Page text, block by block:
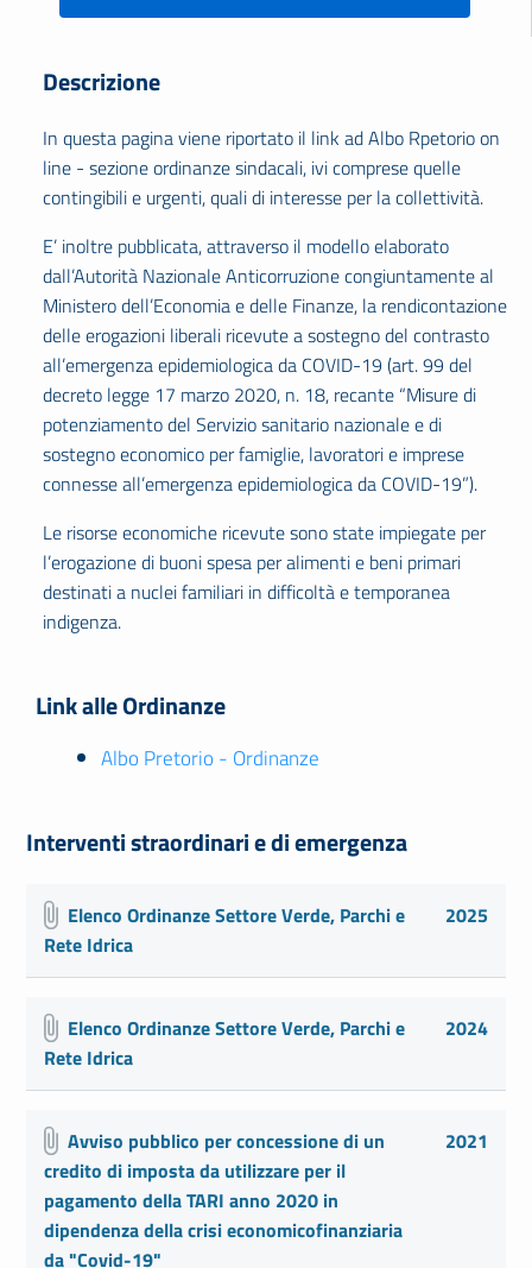
Descrizione
In questa pagina viene riportato il link ad Albo Rpetorio on
line - sezione ordinanze sindacali, ivi comprese quelle
contingibili e urgenti, quali di interesse per la collettività.
E’ inoltre pubblicata, attraverso il modello elaborato
dall’Autorità Nazionale Anticorruzione congiuntamente al
Ministero dell’Economia e delle Finanze, la rendicontazione
delle erogazioni liberali ricevute a sostegno del contrasto
all’emergenza epidemiologica da COVID-19 (art. 99 del
decreto legge 17 marzo 2020, n. 18, recante “Misure di
potenziamento del Servizio sanitario nazionale e di
sostegno economico per famiglie, lavoratori e imprese
connesse all’emergenza epidemiologica da COVID-19”).
Le risorse economiche ricevute sono state impiegate per
l’erogazione di buoni spesa per alimenti e beni primari
destinati a nuclei familiari in difficoltà e temporanea
indigenza.
Link alle Ordinanze
Albo Pretorio - Ordinanze
Interventi straordinari e di emergenza
Elenco Ordinanze Settore Verde, Parchi e
Rete Idrica
2025
Elenco Ordinanze Settore Verde, Parchi e
Rete Idrica
2024
Avviso pubblico per concessione di un
credito di imposta da utilizzare per il
pagamento della TARI anno 2020 in
dipendenza della crisi economicofinanziaria
da "Covid-19"
2021